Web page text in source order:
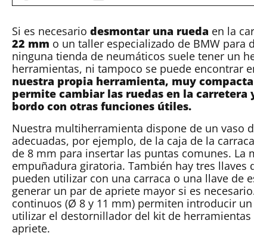
Si es necesario desmontar una rueda en la
22 mm o un taller especializado de BMW para
ninguna tienda de neumáticos suele tener un
herramientas, ni tampoco se puede encontrar
nuestra propia herramienta, muy
permite cambiar las ruedas en la
bordo con otras funciones útiles.
Nuestra multiherramienta dispone de un vaso
adecuadas, por ejemplo, de la caja de la
de 8 mm para insertar las puntas comunes.
empuñadura giratoria. También hay tres llaves
pueden utilizar con una carraca o una llave de
generar un par de apriete mayor si es
continuos (Ø 8 y 11 mm) permiten introducir
utilizar el destornillador del kit de
apriete.